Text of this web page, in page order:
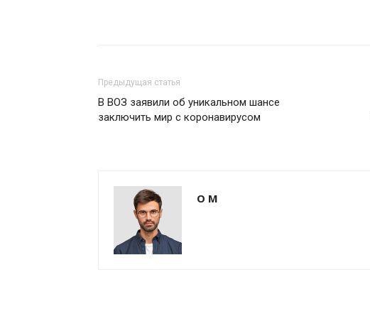
Предыдущая статья
В ВОЗ заявили об уникальном шансе
заключить мир с коронавирусом
О М